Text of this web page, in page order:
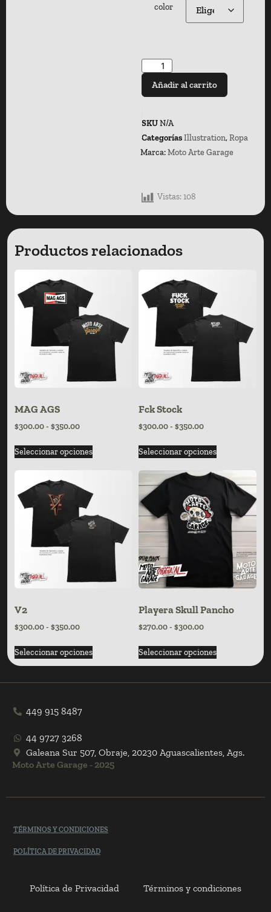
color
Añadir al carrito
SKUN/A
CategoríasIllustration, Ropa
Marca:Moto Arte Garage
Vistas: 108
Productos relacionados
MAG AGS
$300.00- $350.00
Seleccionar opciones
Fck Stock
$300.00- $350.00
Seleccionar opciones
V2
$300.00- $350.00
Seleccionar opciones
Playera Skull Pancho
$270.00- $300.00
Seleccionar opciones
449 915 8487
44 9727 3268
Galeana Sur 507, Obraje, 20230 Aguascalientes, Ags.
Moto Arte Garage - 2025
TÉRMINOS Y CONDICIONES
POLÍTICA DE PRIVACIDAD
Política de Privacidad Términos y condiciones